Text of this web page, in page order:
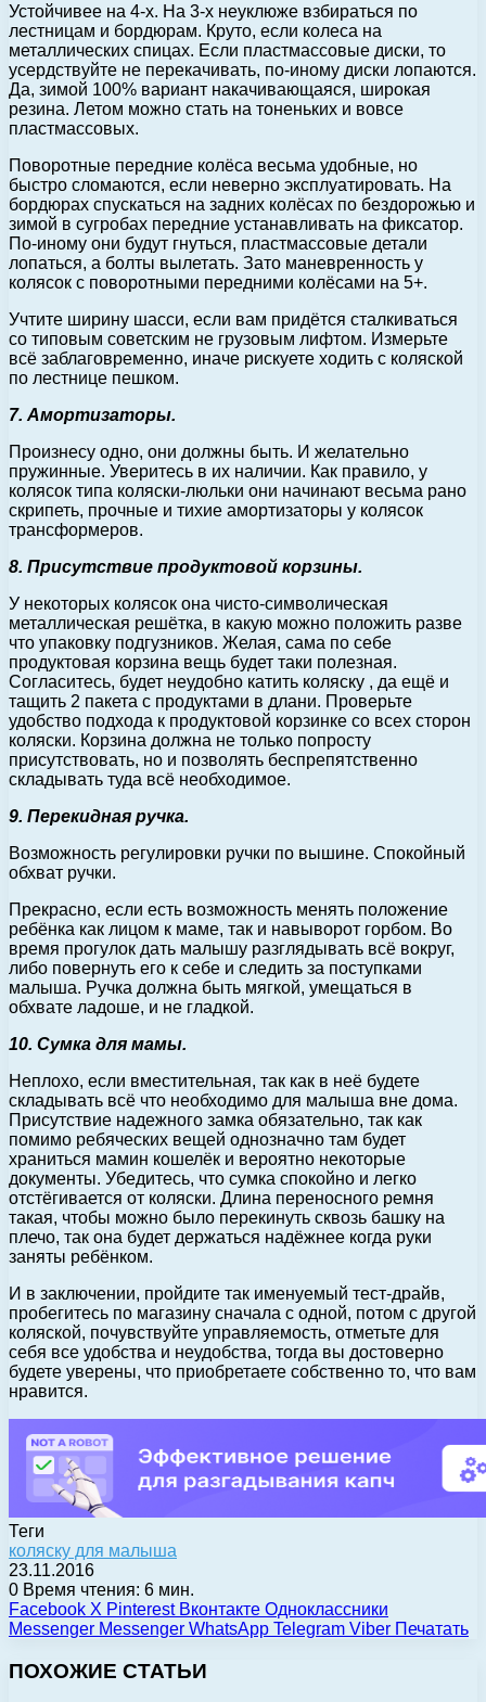
Устойчивее на 4-х. На 3-х неуклюже взбираться по
лестницам и бордюрам. Круто, если колеса на
металлических спицах. Если пластмассовые диски, то
усердствуйте не перекачивать, по-иному диски лопаются.
Да, зимой 100% вариант накачивающаяся, широкая
резина. Летом можно стать на тоненьких и вовсе
пластмассовых.
Поворотные передние колёса весьма удобные, но
быстро сломаются, если неверно эксплуатировать. На
бордюрах спускаться на задних колёсах по бездорожью и
зимой в сугробах передние устанавливать на фиксатор.
По-иному они будут гнуться, пластмассовые детали
лопаться, а болты вылетать. Зато маневренность у
колясок с поворотными передними колёсами на 5+.
Учтите ширину шасси, если вам придётся сталкиваться
со типовым советским не грузовым лифтом. Измерьте
всё заблаговременно, иначе рискуете ходить с коляской
по лестнице пешком.
7. Амортизаторы.
Произнесу одно, они должны быть. И желательно
пружинные. Уверитесь в их наличии. Как правило, у
колясок типа коляски-люльки они начинают весьма рано
скрипеть, прочные и тихие амортизаторы у колясок
трансформеров.
8. Присутствие продуктовой корзины.
У некоторых колясок она чисто-символическая
металлическая решётка, в какую можно положить разве
что упаковку подгузников. Желая, сама по себе
продуктовая корзина вещь будет таки полезная.
Согласитесь, будет неудобно катить коляску , да ещё и
тащить 2 пакета с продуктами в длани. Проверьте
удобство подхода к продуктовой корзинке со всех сторон
коляски. Корзина должна не только попросту
присутствовать, но и позволять беспрепятственно
складывать туда всё необходимое.
9. Перекидная ручка.
Возможность регулировки ручки по вышине. Спокойный
обхват ручки.
Прекрасно, если есть возможность менять положение
ребёнка как лицом к маме, так и навыворот горбом. Во
время прогулок дать малышу разглядывать всё вокруг,
либо повернуть его к себе и следить за поступками
малыша. Ручка должна быть мягкой, умещаться в
обхвате ладоше, и не гладкой.
10. Сумка для мамы.
Неплохо, если вместительная, так как в неё будете
складывать всё что необходимо для малыша вне дома.
Присутствие надежного замка обязательно, так как
помимо ребяческих вещей однозначно там будет
храниться мамин кошелёк и вероятно некоторые
документы. Убедитесь, что сумка спокойно и легко
отстёгивается от коляски. Длина переносного ремня
такая, чтобы можно было перекинуть сквозь башку на
плечо, так она будет держаться надёжнее когда руки
заняты ребёнком.
И в заключении, пройдите так именуемый тест-драйв,
пробегитесь по магазину сначала с одной, потом с другой
коляской, почувствуйте управляемость, отметьте для
себя все удобства и неудобства, тогда вы достоверно
будете уверены, что приобретаете собственно то, что вам
нравится.
Теги
коляску для малыша
23.11.2016
0 Время чтения: 6 мин.
Facebook X Pinterest Вконтакте Одноклассники
Messenger Messenger WhatsApp Telegram Viber Печатать
ПОХОЖИЕ СТАТЬИ